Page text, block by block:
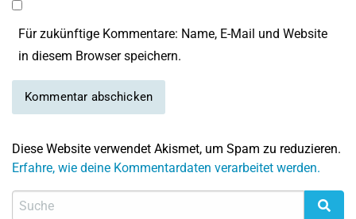
Für zukünftige Kommentare: Name, E-Mail und Website
in diesem Browser speichern.
Diese Website verwendet Akismet, um Spam zu reduzieren.
Erfahre, wie deine Kommentardaten verarbeitet werden.